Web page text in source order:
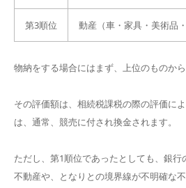
第3順位 動産（車・家具・美術品
物納をする場合にはまず、上位のものから
その評価額は、相続税課税の際の評価に
は、通常、競売に付され換金されます。
ただし、第1順位であったとしても、銀
不動産や、となりとの境界線が不明確な